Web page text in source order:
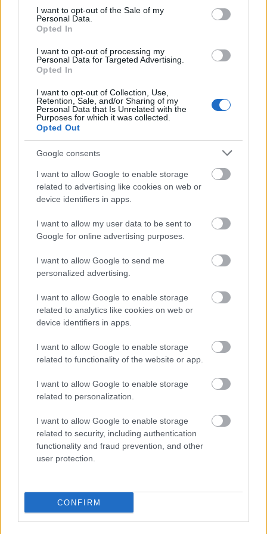
consent section.
I want to opt-out of the Sale of my
Personal Data.
Opted In
I want to opt-out of processing my
Personal Data for Targeted Advertising.
Opted In
I want to opt-out of Collection, Use,
Retention, Sale, and/or Sharing of my
Personal Data that Is Unrelated with the
Purposes for which it was collected.
Opted Out
Google consents
I want to allow Google to enable storage
related to advertising like cookies on web or
device identifiers in apps.
I want to allow my user data to be sent to
Google for online advertising purposes.
I want to allow Google to send me
personalized advertising.
I want to allow Google to enable storage
related to analytics like cookies on web or
device identifiers in apps.
I want to allow Google to enable storage
related to functionality of the website or app.
I want to allow Google to enable storage
related to personalization.
I want to allow Google to enable storage
related to security, including authentication
functionality and fraud prevention, and other
user protection.
CONFIRM
glamour.hu cikkeit
JENNIFER LAWRENCE CANNES CANNES
Kövesd a Glamour cikkeit a
Mindenki azt hiszi, hogy
egészségtelen, pedig a hekk és a